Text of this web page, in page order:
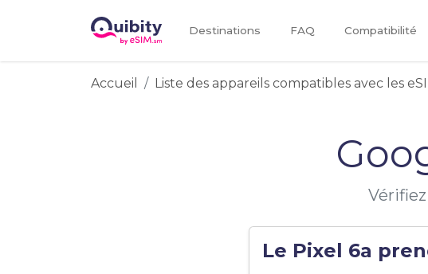
Destinations FAQ Compatibilité
Accueil Liste des appareils compatibles avec les
Le Pixel 6a